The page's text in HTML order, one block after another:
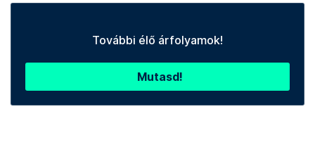
További élő árfolyamok!
Mutasd!